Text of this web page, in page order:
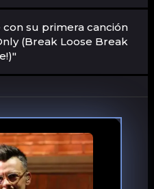
su primera canción
(Break Loose Break